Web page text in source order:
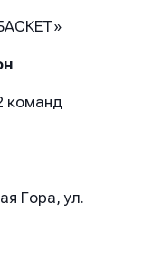
команд
Гора, ул.